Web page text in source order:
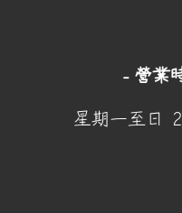
- 營業
星期一至日